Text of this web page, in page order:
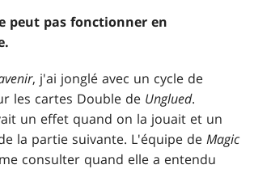
peut pas fonctionner en
, j'ai jonglé avec un cycle de
les cartes Double de Unglued.
un effet quand on la jouait et un
la partie suivante. L'équipe deMagic
consulter quand elle a entendu